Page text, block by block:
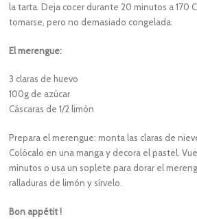
la tarta. Deja cocer durante 20 minutos a 170
tomarse, pero no demasiado congelada.
El merengue:
3 claras de huevo
100g de azúcar
Cáscaras de 1/2 limón
Prepara el merengue: monta las claras de
Colócalo en una manga y decora el pastel.
minutos o usa un soplete para dorar el
ralladuras de limón y sírvelo.
Bon appétit !